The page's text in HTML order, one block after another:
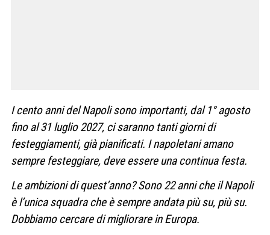
I cento anni del Napoli sono importanti, dal 1° agosto
fino al 31 luglio 2027, ci saranno tanti giorni di
festeggiamenti, già pianificati. I napoletani amano
sempre festeggiare, deve essere una continua festa.
Le ambizioni di quest’anno? Sono 22 anni che il Napoli
è l’unica squadra che è sempre andata più su, più su.
Dobbiamo cercare di migliorare in Europa.